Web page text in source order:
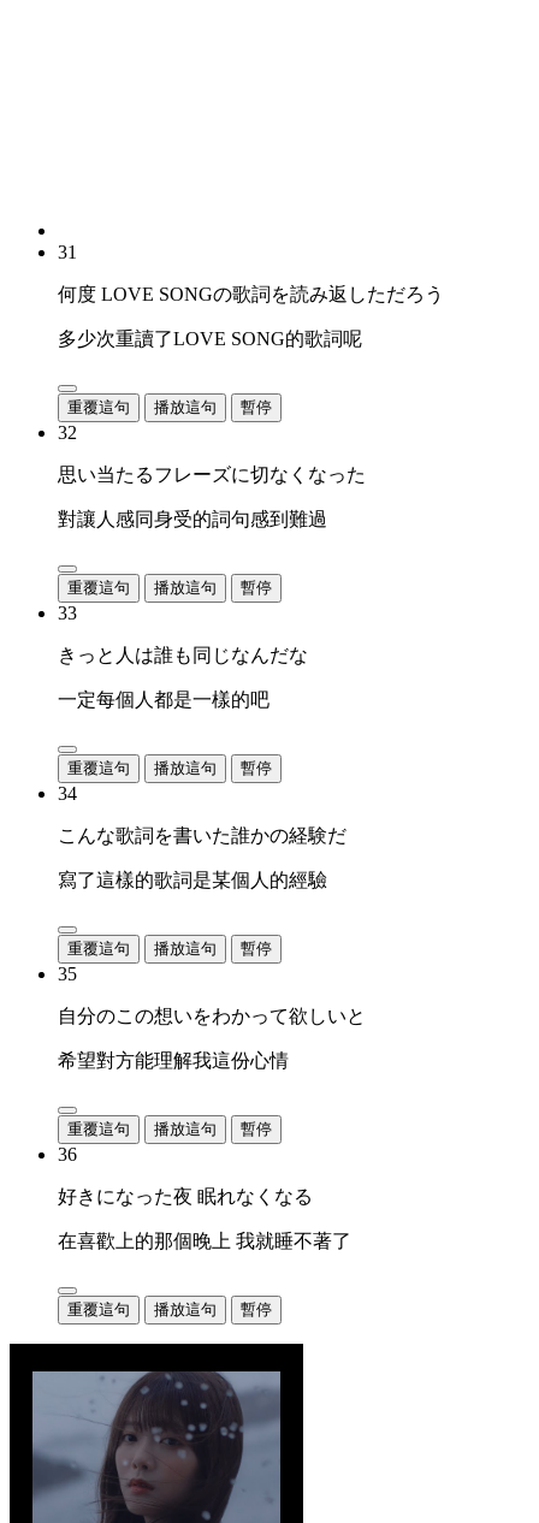
31
何度 LOVE SONGの歌詞を読み返しただろう
多少次重讀了LOVE SONG的歌詞呢
重覆這句 播放這句 暫停
32
思い当たるフレーズに切なくなった
對讓人感同身受的詞句感到難過
重覆這句 播放這句 暫停
33
きっと人は誰も同じなんだな
一定每個人都是一樣的吧
重覆這句 播放這句 暫停
34
こんな歌詞を書いた誰かの経験だ
寫了這樣的歌詞是某個人的經驗
重覆這句 播放這句 暫停
35
自分のこの想いをわかって欲しいと
希望對方能理解我這份心情
重覆這句 播放這句 暫停
36
好きになった夜 眠れなくなる
在喜歡上的那個晚上 我就睡不著了
重覆這句 播放這句 暫停